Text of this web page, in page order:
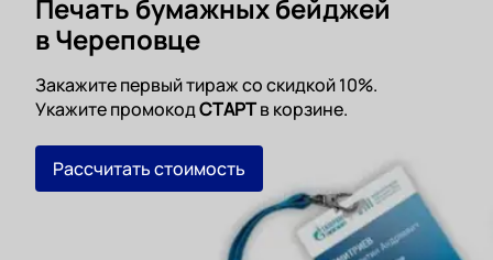
Печать бумажных бейджей
в Череповце
Закажите первый тираж со скидкой 10%.
Укажите промокодСТАРТв корзине.
Рассчитать стоимость